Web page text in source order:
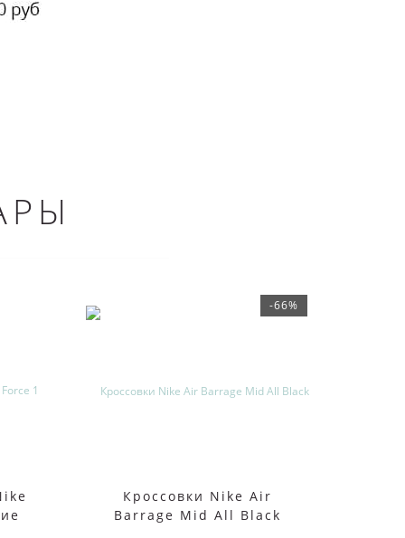
-66%
Кроссовки Nike Air
Barrage Mid All Black